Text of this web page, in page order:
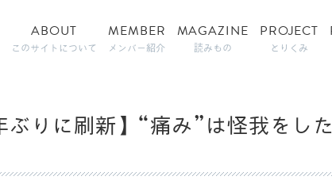
ABOUT
このサイトについて
MEMBER
メンバー紹介
MAGAZINE
読みもの
PROJECT
とりくみ
ぶりに刷新】“痛み”は怪我をし